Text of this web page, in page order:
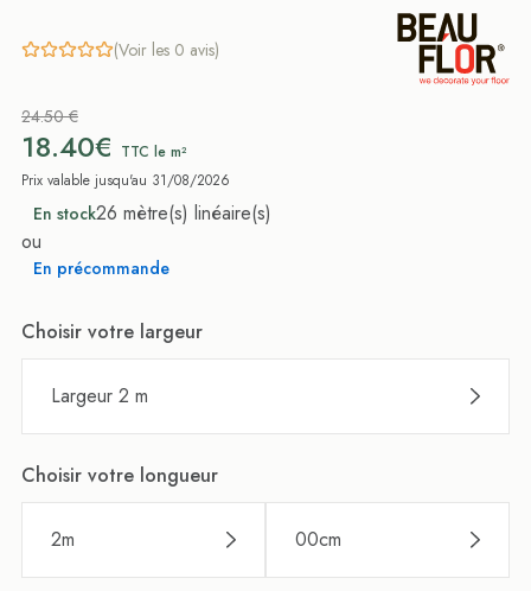
(Voir les 0 avis)
24.50 €
18.40€ TTC le m²
Prix valable jusqu'au 31/08/2026
En stock26 mètre(s) linéaire(s)
ou
En précommande
Choisir votre largeur
Largeur 2 m
Choisir votre longueur
2m 00cm